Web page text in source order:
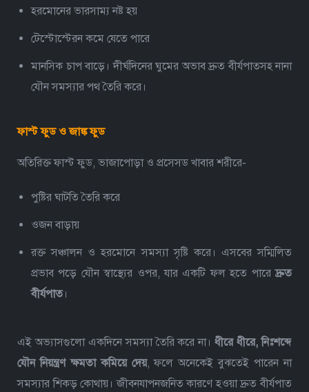
হরমোনের ভারসাম্য নষ্ট হয়
টেস্টোস্টেরন কমে যেতে পারে
মানসিক চাপ বাড়ে।দীর্ঘদিনের ঘুমের অভাব দ্রুত বীর্যপাতসহ নানা
যৌন সমস্যার পথ তৈরি করে।
ফাস্ট ফুড ও জাঙ্ক ফুড
অতিরিক্ত ফাস্ট ফুড, ভাজাপোড়া ও প্রসেসড খাবার শরীরে-
পুষ্টির ঘাটতি তৈরি করে
ওজন বাড়ায়
রক্ত সঞ্চালন ও হরমোনে সমস্যা সৃষ্টি করে। এসবের সম্মিলিত
প্রভাব পড়ে যৌন স্বাস্থ্যের ওপর, যার একটি ফল হতে পারেদ্রুত
বীর্যপাত।
এই অভ্যাসগুলো একদিনে সমস্যা তৈরি করে না।ধীরে ধীরে, নিঃশব্দে
যৌন নিয়ন্ত্রণ ক্ষমতা কমিয়ে দেয়, ফলে অনেকেই বুঝতেই পারেন না
সমস্যার শিকড় কোথায়। জীবনযাপনজনিত কারণে হওয়া দ্রুত বীর্যপাত